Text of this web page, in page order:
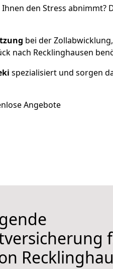
Ihnen den Stress abnimmt?
bei der
nach Recklinghausen
spezialisiert und sorgen
Angebote